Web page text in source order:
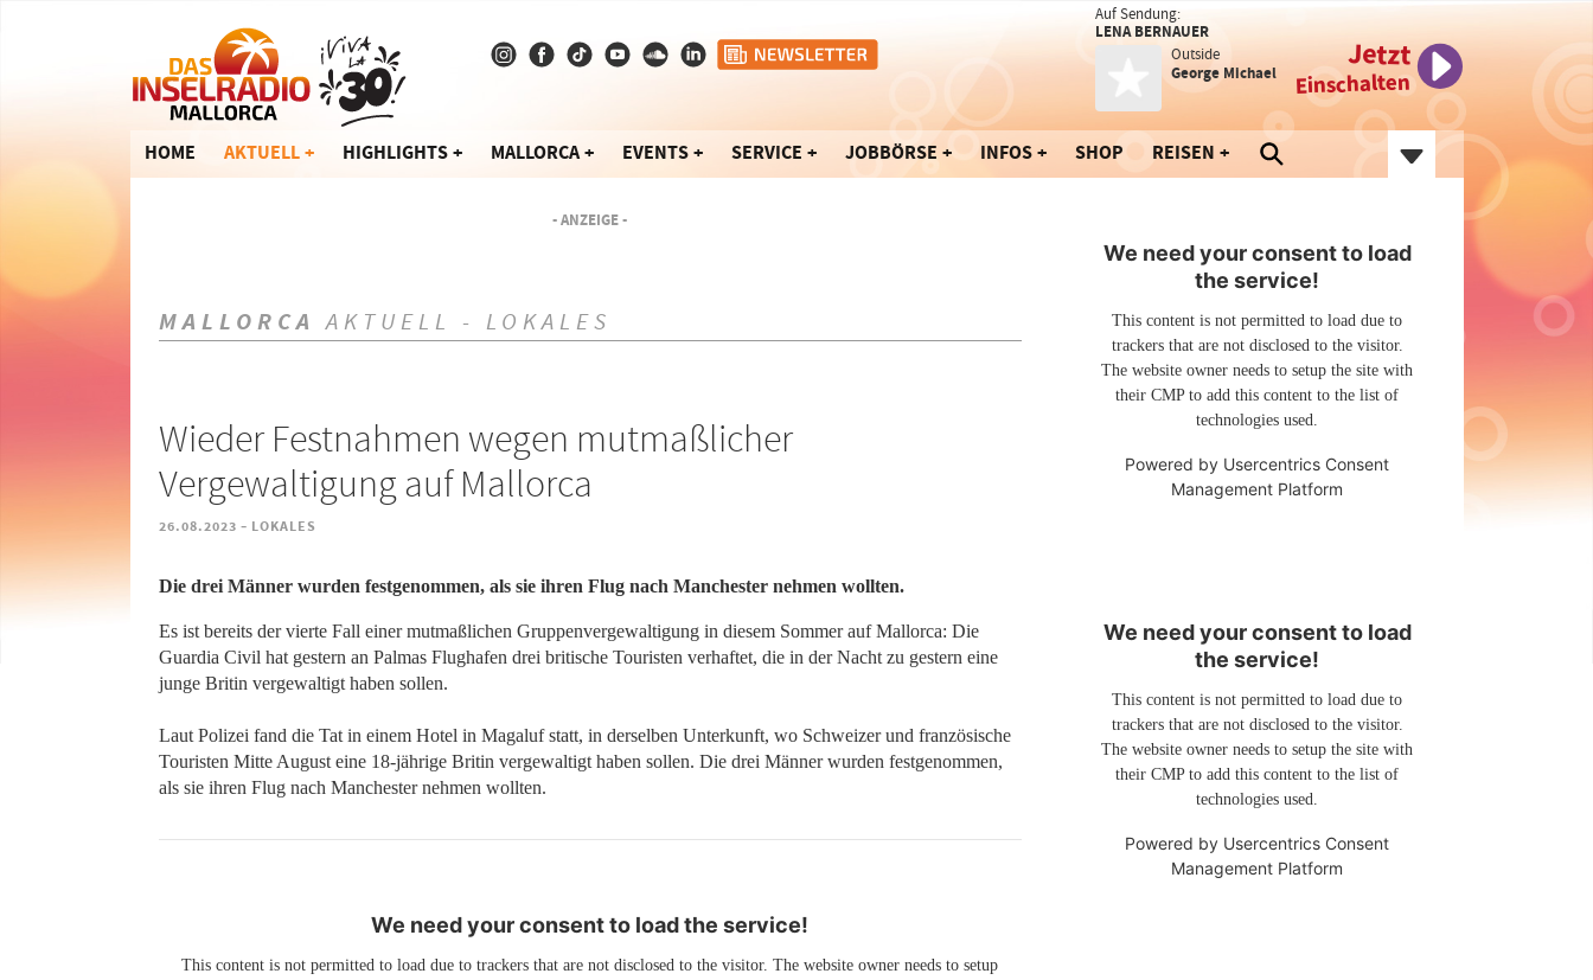
Auf Sendung:
LENA BERNAUER
Outside
George Michael
Jetzt
Einschalten
HOME AKTUELL HIGHLIGHTS MALLORCA EVENTS SERVICE JOBBÖRSE INFOS SHOP REISEN
- ANZEIGE -
MALLORCA AKTUELL - LOKALES
Wieder Festnahmen wegen mutmaßlicher
Vergewaltigung auf Mallorca
26.08.2023 - LOKALES
Die drei Männer wurden festgenommen, als sie ihren Flug nach Manchester nehmen wollten.
Es ist bereits der vierte Fall einer mutmaßlichen Gruppenvergewaltigung in diesem Sommer auf Mallorca: Die
Guardia Civil hat gestern an Palmas Flughafen drei britische Touristen verhaftet, die in der Nacht zu gestern eine
junge Britin vergewaltigt haben sollen.
Laut Polizei fand die Tat in einem Hotel in Magaluf statt, in derselben Unterkunft, wo Schweizer und französische
Touristen Mitte August eine 18-jährige Britin vergewaltigt haben sollen. Die drei Männer wurden festgenommen,
als sie ihren Flug nach Manchester nehmen wollten.
We need your consent to load the service!
This content is not permitted to load due to trackers that are not disclosed to the visitor. The website owner needs to setup
We need your consent to load
the service!
This content is not permitted to load due to
trackers that are not disclosed to the visitor.
The website owner needs to setup the site with
their CMP to add this content to the list of
technologies used.
Powered by Usercentrics Consent
Management Platform
We need your consent to load
the service!
This content is not permitted to load due to
trackers that are not disclosed to the visitor.
The website owner needs to setup the site with
their CMP to add this content to the list of
technologies used.
Powered by Usercentrics Consent
Management Platform